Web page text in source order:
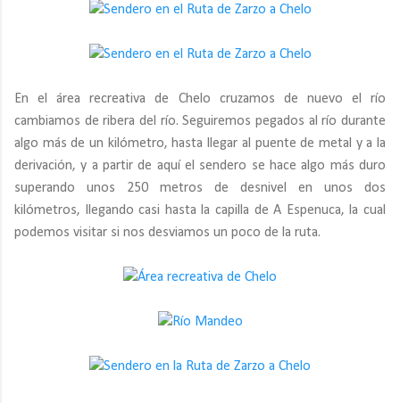
En el área recreativa de Chelo cruzamos de nuevo el río
cambiamos de ribera del río. Seguiremos pegados al río durante
algo más de un kilómetro, hasta llegar al puente de metal y a la
derivación, y a partir de aquí el sendero se hace algo más duro
superando unos 250 metros de desnivel en unos dos
kilómetros, llegando casi hasta la capilla de A Espenuca, la cual
podemos visitar si nos desviamos un poco de la ruta.